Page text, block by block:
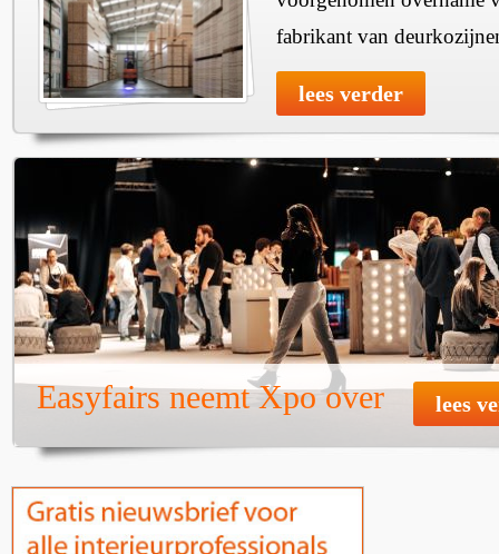
fabrikant van
lees verder
Easyfairs neemt Xpo over lees